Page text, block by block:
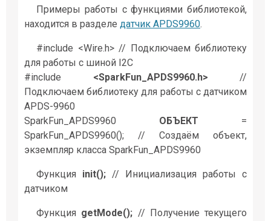
Примеры работы с функциями библиотекой,
находится в разделе датчик APDS9960.
#include <Wire.h> // Подключаем библиотеку
для работы с шиной I2C
#include <SparkFun_APDS9960.h> //
Подключаем библиотеку для работы с датчиком
APDS-9960
SparkFun_APDS9960 ОБЪЕКТ =
SparkFun_APDS9960(); // Создаём объект,
экземпляр класса SparkFun_APDS9960
Функция init(); // Инициализация работы с
датчиком
Функция getMode(); // Получение текущего